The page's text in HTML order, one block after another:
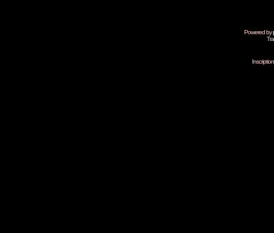
Powered by